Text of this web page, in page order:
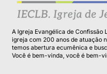
A Igreja Evangélica de Confissão
igreja com 200 anos de atuação
temos abertura ecumênica e
Você é bem-vinda, você é bem-